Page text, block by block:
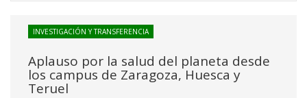
INVESTIGACIÓN Y TRANSFERENCIA
Aplauso por la salud del planeta desde
los campus de Zaragoza, Huesca y
Teruel